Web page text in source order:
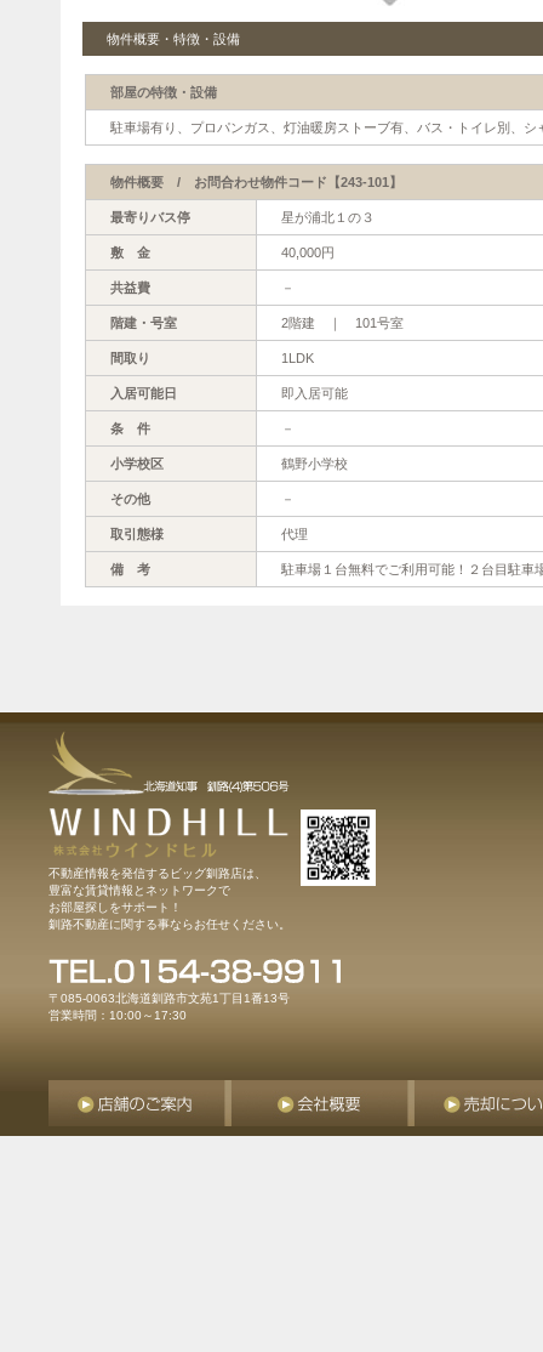
物件概要・特徴・設備
部屋の特徴・設備
駐車場有り、プロパンガス、灯油暖房ストーブ有、バス・トイレ別、
物件概要 / お問合わせ物件コード【243-101】
最寄りバス停 星が浦北１の３
敷 金 40,000円
共益費 －
階建・号室 2階建 ｜ 101号室
間取り 1LDK
入居可能日 即入居可能
条 件 －
小学校区 鶴野小学校
その他 －
取引態様 代理
備 考 駐車場１台無料でご利用可能！２台目駐車
不動産情報を発信するビッグ釧路店は、
豊富な賃貸情報とネットワークで
お部屋探しをサポート！
釧路不動産に関する事ならお任せください。
〒085-0063北海道釧路市文苑1丁目1番13号
営業時間：10:00～17:30